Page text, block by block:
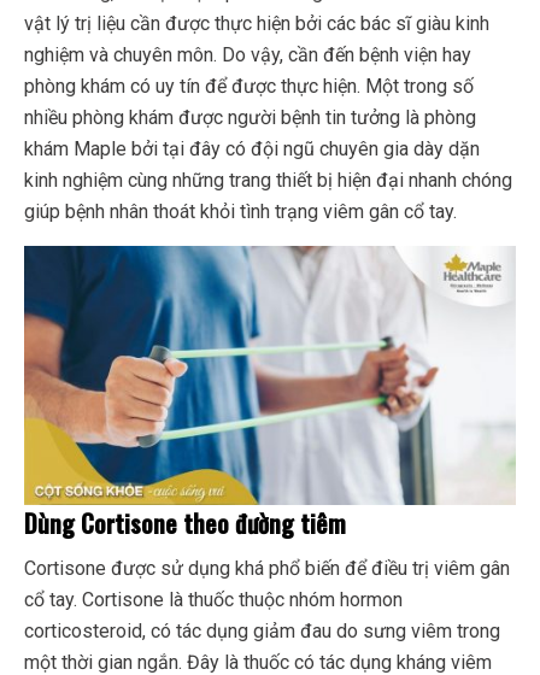
vật lý trị liệu cần được thực hiện bởi các bác sĩ giàu kinh
nghiệm và chuyên môn. Do vậy, cần đến bệnh viện hay
phòng khám có uy tín để được thực hiện. Một trong số
nhiều phòng khám được người bệnh tin tưởng là phòng
khám Maple bởi tại đây có đội ngũ chuyên gia dày dặn
kinh nghiệm cùng những trang thiết bị hiện đại nhanh chóng
giúp bệnh nhân thoát khỏi tình trạng viêm gân cổ tay.
Dùng Cortisone theo đường tiêm
Cortisone được sử dụng khá phổ biến để điều trị viêm gân
cổ tay. Cortisone là thuốc thuộc nhóm hormon
corticosteroid, có tác dụng giảm đau do sưng viêm trong
một thời gian ngắn. Đây là thuốc có tác dụng kháng viêm